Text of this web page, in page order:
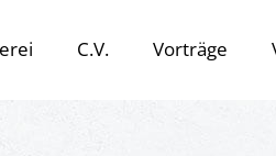
C.V. Vorträge